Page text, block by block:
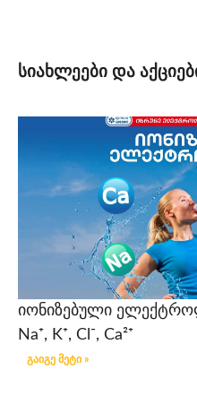
სიახლეები და
იონიზებული
Na⁺, K⁺, Cl⁻, Ca²⁺
გაიგე მეტი »